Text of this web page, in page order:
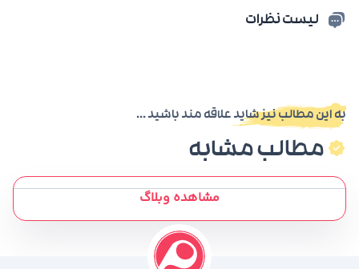
لیست نظرات
به این مطالب نیز شاید علاقه مند باشید ...
مطالب مشابه
مشاهده وبلاگ